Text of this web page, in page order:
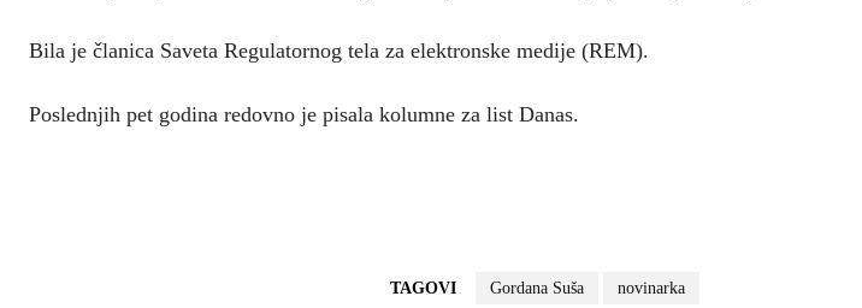
Bila je članica Saveta Regulatornog tela za elektronske medije (REM).
Poslednjih pet godina redovno je pisala kolumne za list Danas.
TAGOVI Gordana Suša novinarka